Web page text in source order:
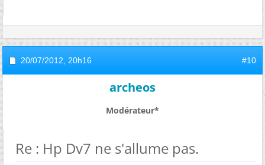
20/07/2012, 20h16 #10
archeos
Modérateur*
Re : Hp Dv7 ne s'allume pas.